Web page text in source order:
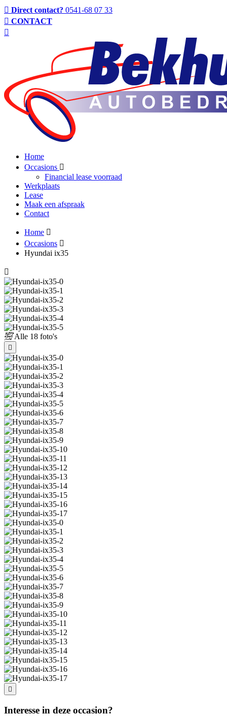
Direct contact? 0541-68 07 33
CONTACT
Home
Occasions
Financial lease voorraad
Werkplaats
Lease
Maak een afspraak
Contact
Home
Occasions
Hyundai ix35
Alle 18 foto's
Interesse in deze occasion?